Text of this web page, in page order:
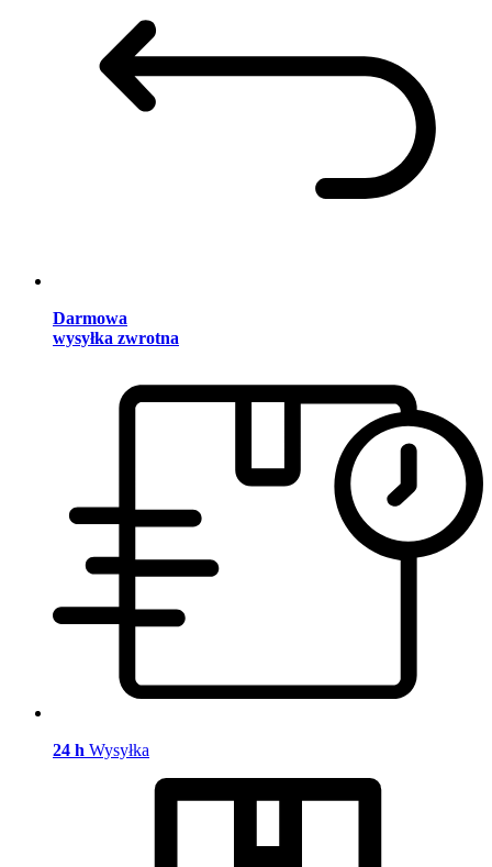
Darmowa
wysyłka zwrotna
24 h Wysyłka